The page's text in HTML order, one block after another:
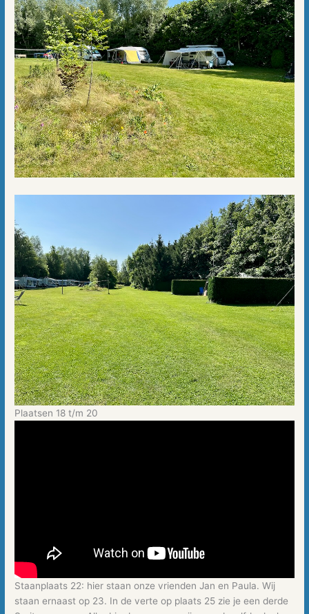
Plaatsen 18 t/m 20
Staanplaats 22: hier staan onze vrienden Jan en Paula. Wij
staan ernaast op 23. In de verte op plaats 25 zie je een derde